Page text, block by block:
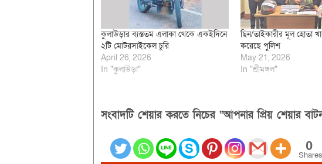
কুলাউড়ার ব্যস্ততম এলাকা থেকে একইদিনে
২টি মোটরসাইকেল চুরি
April 26, 2026
In "কুলাউড়া"
ছিন/তাইকারীর মূল হোতা
করেছে পুলিশ
May 21, 2026
In "শ্রীমঙ্গল"
সংবাদটি শেয়ার করতে নিচের “আপনার প্রিয় শেয়ার
0
Shares